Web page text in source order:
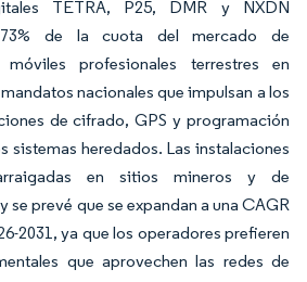
TETRA, P25, DMR y NXDN
de la cuota del mercado de
móviles profesionales terrestres en
nacionales que impulsan a los
de cifrado, GPS y programación
sistemas heredados. Las instalaciones
en sitios mineros y de
prevé que se expandan a una CAGR
2031, ya que los operadores prefieren
que aprovechen las redes de